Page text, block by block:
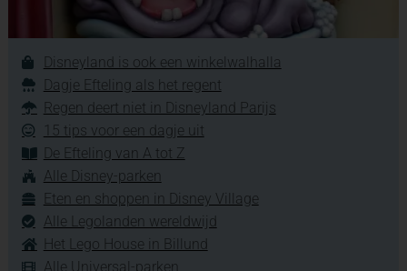
Disneyland is ook een winkelwalhalla
Dagje Efteling als het regent
Regen deert niet in Disneyland Parijs
15 tips voor een dagje uit
De Efteling van A tot Z
Alle Disney-parken
Eten en shoppen in Disney Village
Alle Legolanden wereldwijd
Het Lego House in Billund
Alle Universal-parken